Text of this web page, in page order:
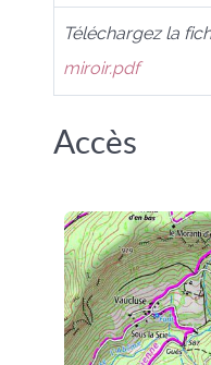
Téléchargez la
miroir.pdf
Accès